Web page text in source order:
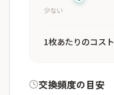
少ない
1枚あたりのコスト
交換頻度の目安